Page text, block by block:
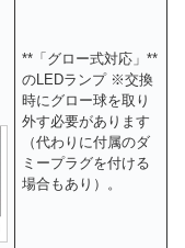
**「グロー式対応」**
のLEDランプ ※交換
時にグロー球を取り
外す必要があります
（代わりに付属のダ
ミープラグを付ける
場合もあり）。